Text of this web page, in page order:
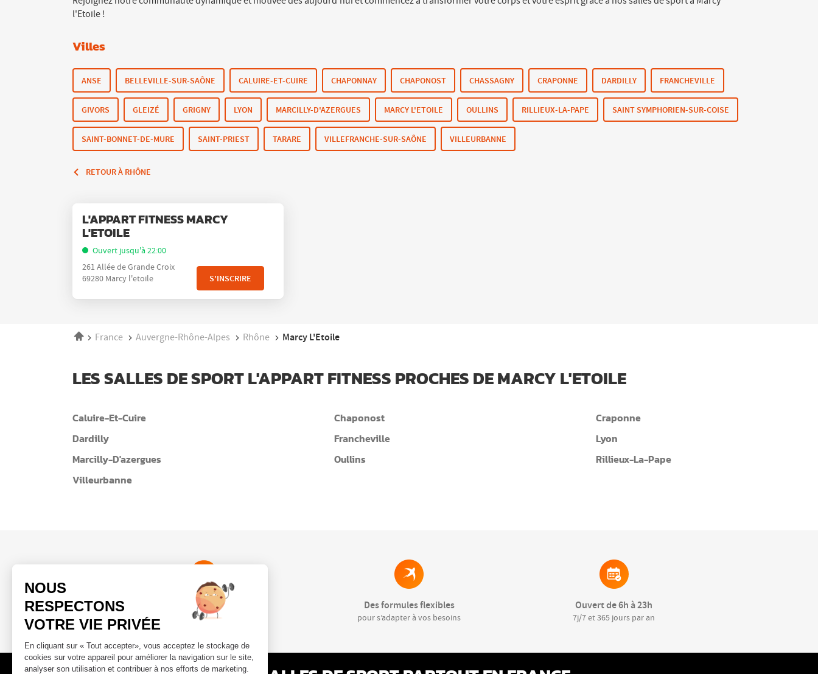
l'Etoile !
Villes
ANSE BELLEVILLE-SUR-SAÔNE CALUIRE-ET-CUIRE CHAPONNAY CHAPONOST CHASSAGNY CRAPONNE DARDILLY FRANCHEVILLE
GIVORS GLEIZÉ GRIGNY LYON MARCILLY-D'AZERGUES MARCY L'ETOILE OULLINS RILLIEUX-LA-PAPE SAINT SYMPHORIEN-SUR-COISE
SAINT-BONNET-DE-MURE SAINT-PRIEST TARARE VILLEFRANCHE-SUR-SAÔNE VILLEURBANNE
RETOUR À RHÔNE
sur
touche
ENTRÉE
pour
amples
informations
Point
de
vente
L'APPART FITNESS MARCY
L'ETOILE
Ouvert jusqu'à 22:00
261 Allée de Grande Croix
69280 Marcy l'etoile
S'INSCRIRE
AccueilFrance Auvergne-Rhône-Alpes Rhône Marcy L'Etoile
LES SALLES DE SPORT L'APPART FITNESS PROCHES DE MARCY L'ETOILE
Caluire-Et-Cuire Chaponost Craponne
Dardilly Francheville Lyon
Marcilly-D'azergues Oullins Rillieux-La-Pape
Villeurbanne
Une carte multi-clubs
Accès à 110 clubs
Des formules flexibles
pour s’adapter à vos besoins
Ouvert de 6h à 23h
7j/7 et 365 jours par an